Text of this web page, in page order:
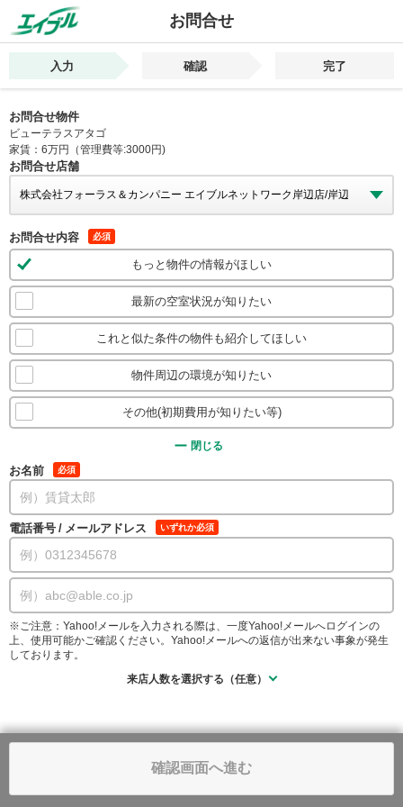
お問合せ
入力 確認 完了
お問合せ物件
ビューテラスアタゴ
家賃：6万円（管理費等:3000円)
お問合せ店舗
お問合せ内容 必須
もっと物件の情報がほしい
最新の空室状況が知りたい
これと似た条件の物件も紹介してほしい
物件周辺の環境が知りたい
その他(初期費用が知りたい等)
閉じる
お名前 必須
電話番号 / メールアドレス いずれか必須
※ご注意：Yahoo!メールを入力される際は、一度Yahoo!メールへログインの
上、使用可能かご確認ください。Yahoo!メールへの返信が出来ない事象が発生
しております。
来店人数を選択する（任意）
確認画面へ進む